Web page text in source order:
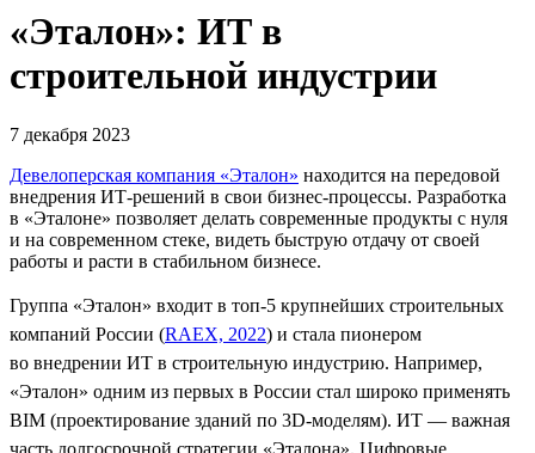
«Эталон»: ИТ в
строительной индустрии
7 декабря 2023
Девелоперская компания «Эталон» находится на передовой
внедрения ИТ-решений в свои бизнес-процессы. Разработка
в «Эталоне» позволяет делать современные продукты с нуля
и на современном стеке, видеть быструю отдачу от своей
работы и расти в стабильном бизнесе.
Группа «Эталон» входит в топ-5 крупнейших строительных
компаний России (RAEX, 2022) и стала пионером
во внедрении ИТ в строительную индустрию. Например,
«Эталон» одним из первых в России стал широко применять
BIM (проектирование зданий по 3D-моделям). ИТ — важная
часть долгосрочной стратегии «Эталона». Цифровые